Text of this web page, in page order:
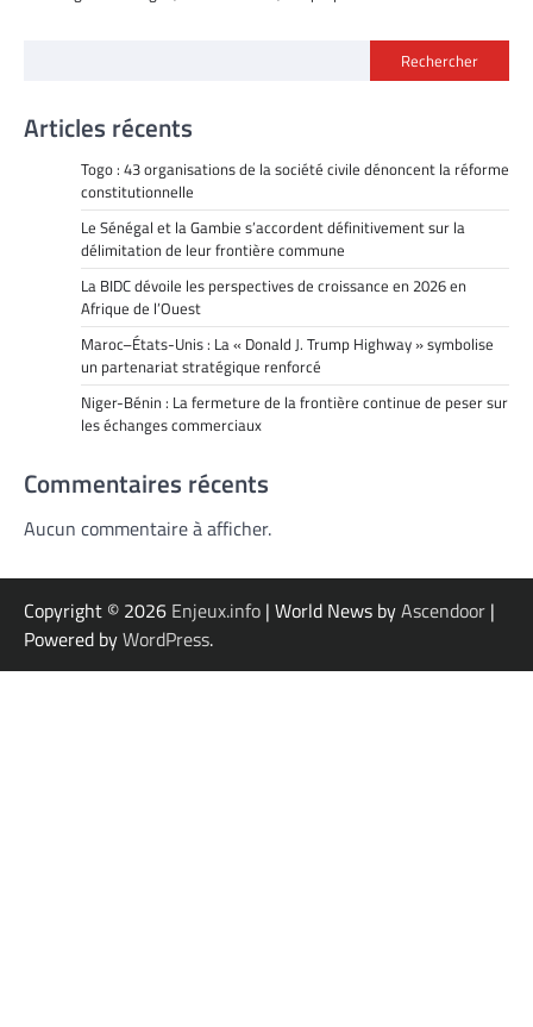
Rechercher
Articles récents
Togo : 43 organisations de la société civile dénoncent la réforme
constitutionnelle
Le Sénégal et la Gambie s’accordent définitivement sur la
délimitation de leur frontière commune
La BIDC dévoile les perspectives de croissance en 2026 en
Afrique de l’Ouest
Maroc–États-Unis : La « Donald J. Trump Highway » symbolise
un partenariat stratégique renforcé
Niger-Bénin : La fermeture de la frontière continue de peser sur
les échanges commerciaux
Commentaires récents
Aucun commentaire à afficher.
Copyright © 2026 Enjeux.info | World News byAscendoor |
Powered byWordPress.